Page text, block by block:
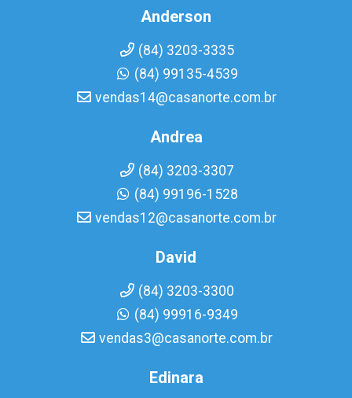
Anderson
(84) 3203-3335
(84) 99135-4539
vendas14@casanorte.com.br
Andrea
(84) 3203-3307
(84) 99196-1528
vendas12@casanorte.com.br
David
(84) 3203-3300
(84) 99916-9349
vendas3@casanorte.com.br
Edinara